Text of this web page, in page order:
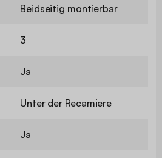
Beidseitig montierbar
3
Ja
Unter der Recamiere
Ja